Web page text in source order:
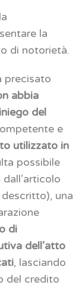
la
di notorietà.
precisato
abbia
del
e
utilizzato in
possibile
una
di
dell’atto
, lasciando
del credito